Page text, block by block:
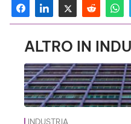
ALTRO IN
INDUSTRIA